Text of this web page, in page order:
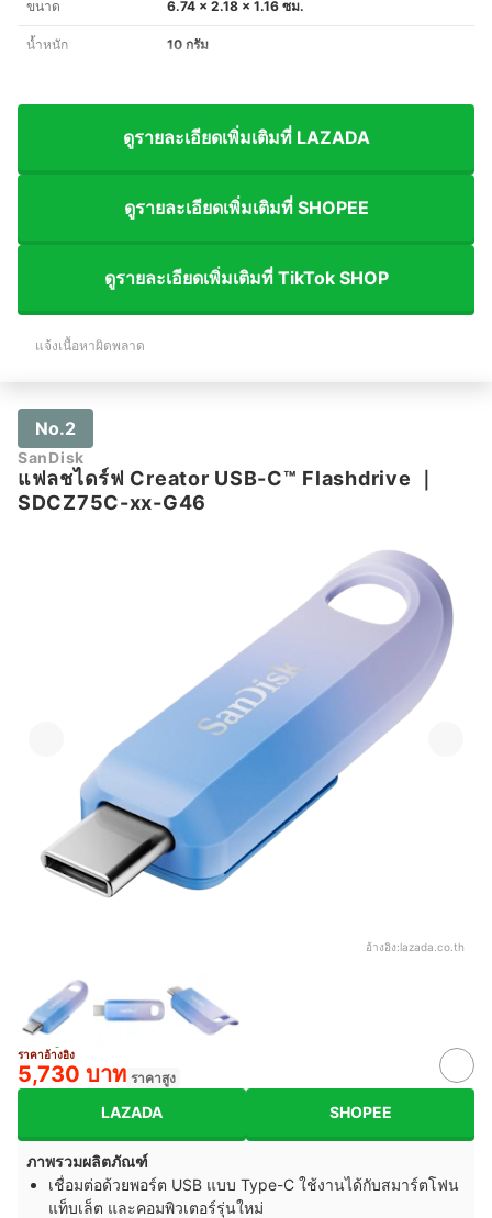
ขนาด 6.74 x 2.18 x 1.16 ซม.
น้ำหนัก 10 กรัม
ดูรายละเอียดเพิ่มเติมที่ LAZADA
ดูรายละเอียดเพิ่มเติมที่ SHOPEE
ดูรายละเอียดเพิ่มเติมที่ TikTok SHOP
แจ้งเนื้อหาผิดพลาด
No.2
SanDisk
แฟลชไดร์ฟ Creator USB-C™ Flashdrive
SDCZ75C-xx-G46
อ้างอิง:lazada.co.th
ราคาอ้างอิง
5,730 บาท ราคาสูง
LAZADA SHOPEE
ภาพรวมผลิตภัณฑ์
เชื่อมต่อด้วยพอร์ต USB แบบ Type-C ใช้งานได้กับสมาร์ตโฟน
แท็บเล็ต และคอมพิวเตอร์รุ่นใหม่